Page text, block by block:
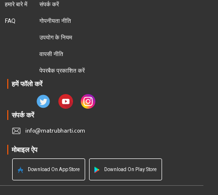
हमारे बारे में
FAQ
संपर्क करें
गोपनीयता नीति
उपयोग के नियम
वापसी नीति
पेपरबैक प्रकाशित करें
हमें फॉलो करें
संपर्क करें
info@matrubharti.com
मोबाइल ऐप
Download On App Store Download On Play Store